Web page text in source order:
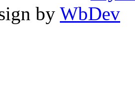
by WbDev